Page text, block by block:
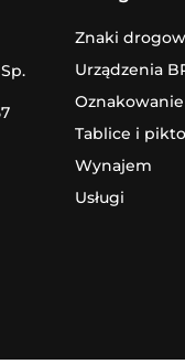
Znaki
Urządzenia
Tablice i
Wynajem
Usługi